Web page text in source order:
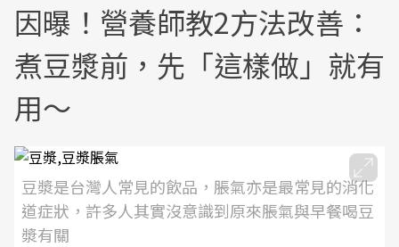
因曝！營養師教2方法改善：
煮豆漿前，先「這樣做」就有
用～
豆漿是台灣人常見的飲品，脹氣亦是最常見的消化
道症狀，許多人其實沒意識到原來脹氣與早餐喝豆
漿有關